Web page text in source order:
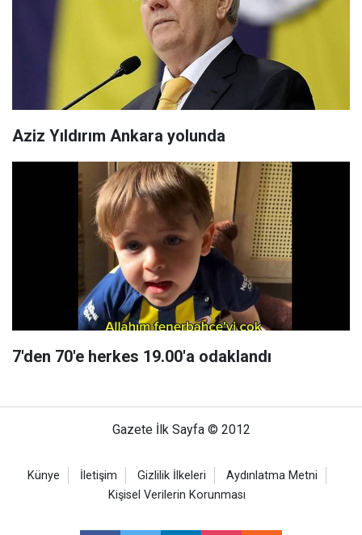
Aziz Yıldırım Ankara yolunda
7'den 70'e herkes 19.00'a odaklandı
Gazete İlk Sayfa © 2012
Künye İletişim Gizlilik İlkeleri
Aydınlatma Metni
Kişisel Verilerin Korunması